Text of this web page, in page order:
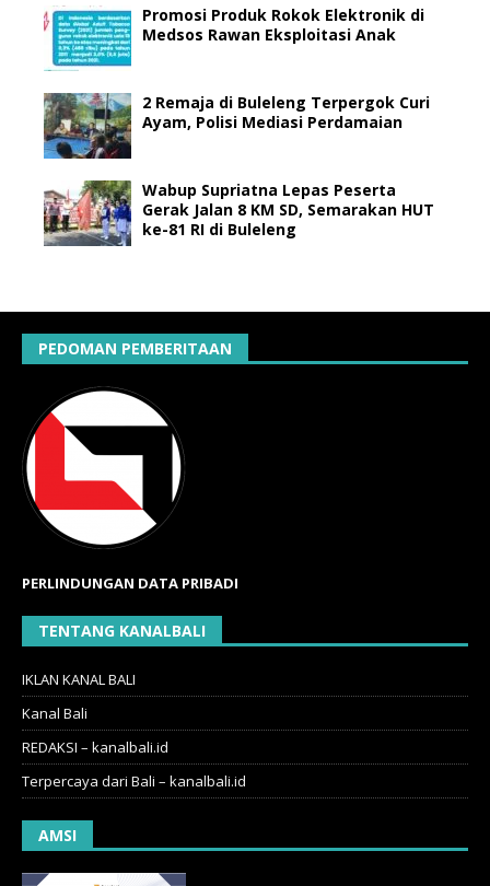
Promosi Produk Rokok Elektronik di
Medsos Rawan Eksploitasi Anak
2 Remaja di Buleleng Terpergok Curi
Ayam, Polisi Mediasi Perdamaian
Wabup Supriatna Lepas Peserta
Gerak Jalan 8 KM SD, Semarakan HUT
ke-81 RI di Buleleng
PEDOMAN PEMBERITAAN
PERLINDUNGAN DATA PRIBADI
TENTANG KANALBALI
IKLAN KANAL BALI
Kanal Bali
REDAKSI – kanalbali.id
Terpercaya dari Bali – kanalbali.id
AMSI